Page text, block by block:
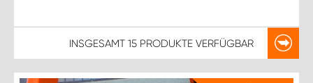
INSGESAMT 15 PRODUKTE VERFÜGBAR